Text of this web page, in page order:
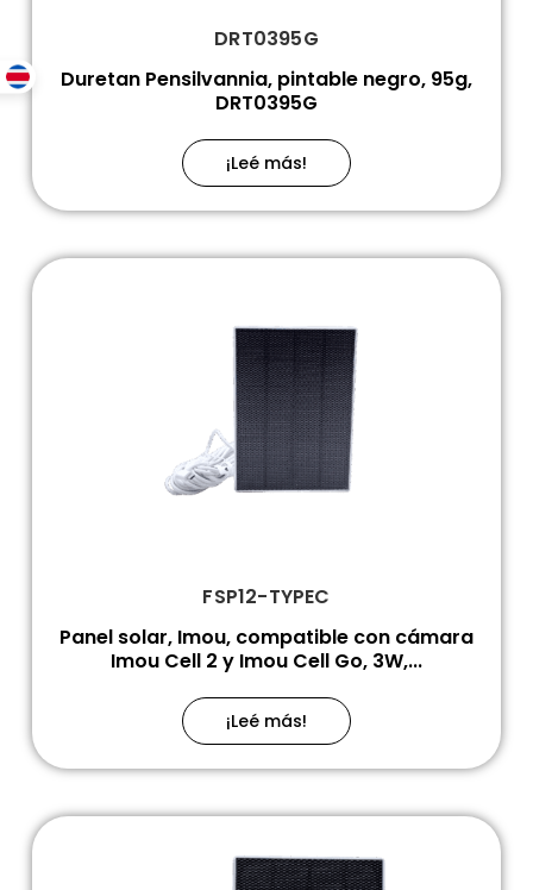
DRT0395G
Duretan Pensilvannia, pintable negro, 95g,
DRT0395G
¡Leé más!
FSP12-TYPEC
Panel solar, Imou, compatible con cámara
Imou Cell 2 y Imou Cell Go, 3W,...
¡Leé más!